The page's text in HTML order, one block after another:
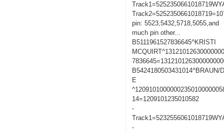
pin: 5523,5432,5718,5055,and
much pin other...
B5111961527836645^KRISTI
B5424180503431014^BRAUN/
E
14=1209101235010582
-
-